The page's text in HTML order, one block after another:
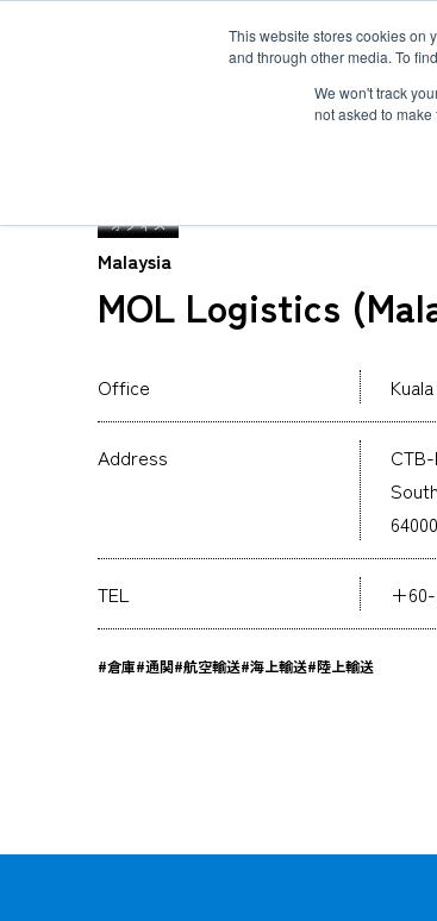
This website stores cookies on
and through other media. To
We won't track
not asked to
重量物・プロジェクト貨物輸送
国際航空輸送
インタクトサービス
爆発物検査
航空貨物搬入先一覧
海外引越
お客様事例
Safety＆Value
トップメッセージ
３分で分かるMOL Logistics
オフィス
Malaysia
MOL Logistics
Office
Address
TEL +60-
#倉庫#通関#航空輸送#海上輸送#陸上輸送